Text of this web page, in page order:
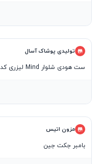
تولیدی پوشاک آسال
ست هودی شلوار Mind لیزری کد 9300
مزون اتیس
بامبر جکت جین